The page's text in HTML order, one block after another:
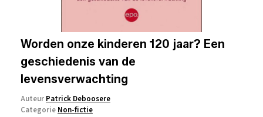
Worden onze kinderen 120 jaar? Een
geschiedenis van de
levensverwachting
Auteur Patrick Deboosere
Categorie Non-fictie